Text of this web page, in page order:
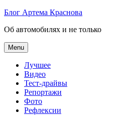
Skip
content
Блог Артема Краснова
Об автомобилях и не только
Menu
Лучшее
Видео
Тест-драйвы
Репортажи
Фото
Рефлексии